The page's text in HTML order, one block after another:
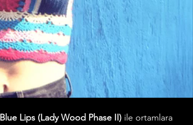
Blue Lips (Lady Wood Phase II) ile ortamlara